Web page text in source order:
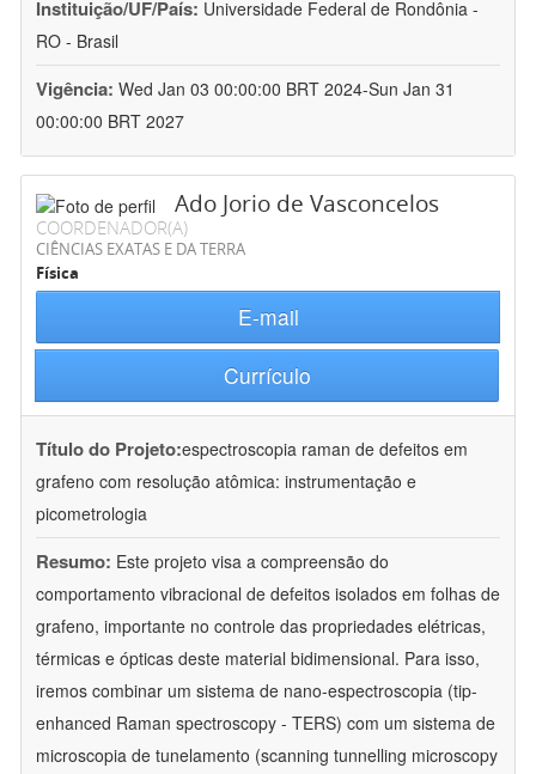
Instituição/UF/País: Universidade Federal de Rondônia -
RO - Brasil
Vigência: Wed Jan 03 00:00:00 BRT 2024-Sun Jan 31
00:00:00 BRT 2027
Ado Jorio de Vasconcelos
COORDENADOR(A)
CIÊNCIAS EXATAS E DA TERRA
Física
E-mail
Currículo
Título do Projeto:espectroscopia raman de defeitos em
grafeno com resolução atômica: instrumentação e
picometrologia
Resumo: Este projeto visa a compreensão do
comportamento vibracional de defeitos isolados em folhas de
grafeno, importante no controle das propriedades elétricas,
térmicas e ópticas deste material bidimensional. Para isso,
iremos combinar um sistema de nano-espectroscopia (tip-
enhanced Raman spectroscopy - TERS) com um sistema de
microscopia de tunelamento (scanning tunnelling microscopy